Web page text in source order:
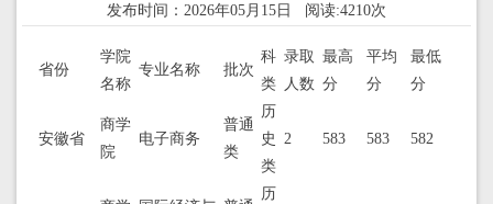
发布时间：2026年05月15日 阅读:4210次
省份
学院
名称
专业名称 批次
科
类
录取
人数
最高
分
平均
分
最低
分
安徽省
商学
院
电子商务
普通
类
历
史
类
2 583 583 582
历